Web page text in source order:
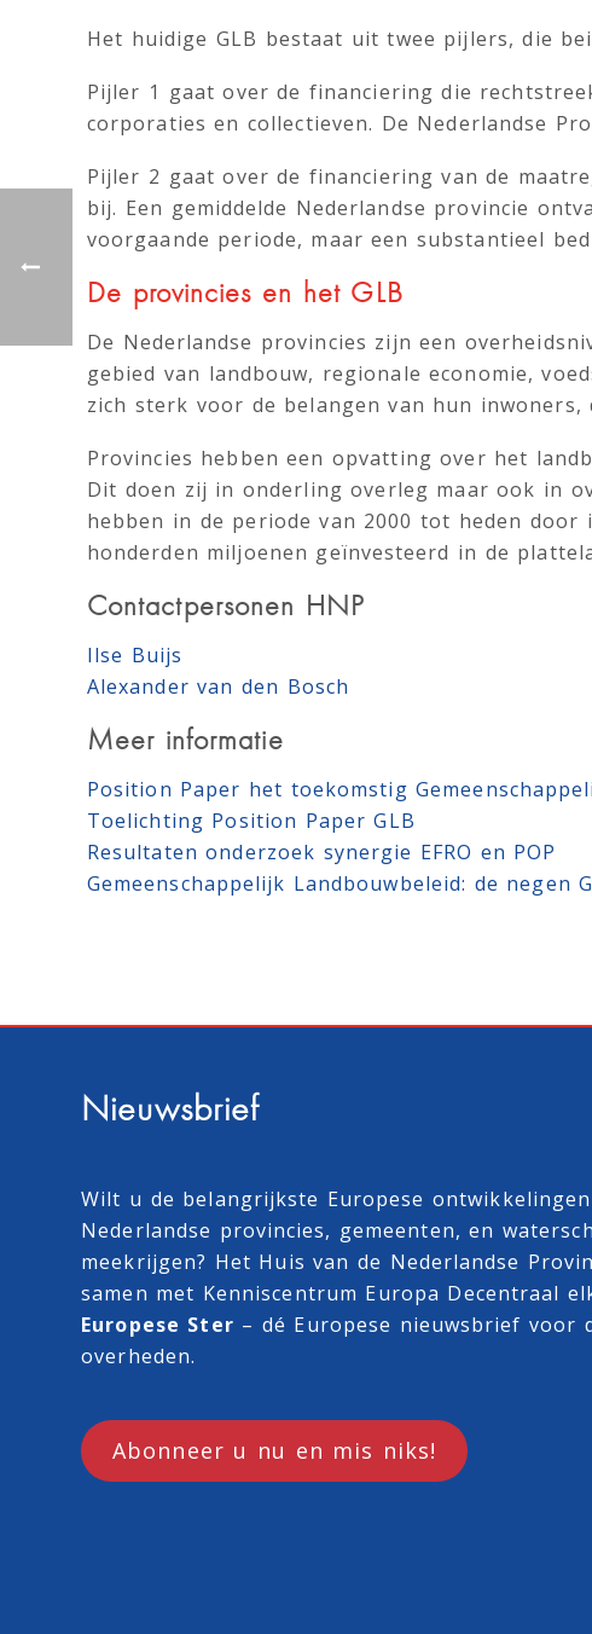
Het huidige GLB bestaat uit twee pijlers, die
Pijler 1 gaat over de financiering die
corporaties en collectieven. De Nederlandse
Pijler 2 gaat over de financiering van de
bij. Een gemiddelde Nederlandse provincie
voorgaande periode, maar een substantieel
De provincies en het GLB
De Nederlandse provincies zijn een
gebied van landbouw, regionale economie,
zich sterk voor de belangen van hun
Provincies hebben een opvatting over het
Dit doen zij in onderling overleg maar ook in
hebben in de periode van 2000 tot heden door
honderden miljoenen geïnvesteerd in de
Contactpersonen HNP
Ilse Buijs
Alexander van den Bosch
Meer informatie
Position Paper het toekomstig
Toelichting Position Paper GLB
Resultaten onderzoek synergie EFRO en POP
Gemeenschappelijk Landbouwbeleid: de negen
Nieuwsbrief
Wilt u de belangrijkste Europese
Nederlandse provincies, gemeenten, en
meekrijgen? Het Huis van de Nederlandse
samen met Kenniscentrum Europa Decentraal
Europese Ster – dé Europese nieuwsbrief voor
overheden.
Abonneer u nu en mis niks!